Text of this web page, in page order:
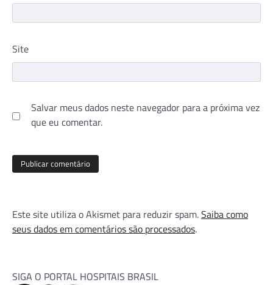
Site
Salvar meus dados neste navegador para a próxima vez
que eu comentar.
Este site utiliza o Akismet para reduzir spam.Saiba como
seus dados em comentários são processados.
SIGA O PORTAL HOSPITAIS BRASIL